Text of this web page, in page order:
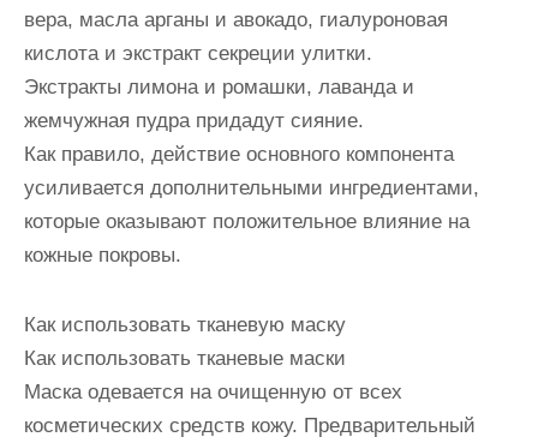
вера, масла арганы и авокадо, гиалуроновая
кислота и экстракт секреции улитки.
Экстракты лимона и ромашки, лаванда и
жемчужная пудра придадут сияние.
Как правило, действие основного компонента
усиливается дополнительными ингредиентами,
которые оказывают положительное влияние на
кожные покровы.
Как использовать тканевую маску
Как использовать тканевые маски
Маска одевается на очищенную от всех
косметических средств кожу. Предварительный